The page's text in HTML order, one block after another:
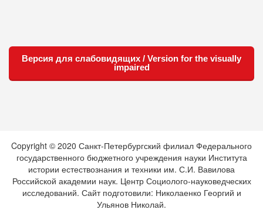
Версия для слабовидящих / Version for the visually
impaired
Copyright © 2020 Санкт-Петербургский филиал Федерального
государственного бюджетного учреждения науки Института
истории естествознания и техники им. С.И. Вавилова
Российской академии наук. Центр Социолого-науковедческих
исследований. Сайт подготовили: Николаенко Георгий и
Ульянов Николай.